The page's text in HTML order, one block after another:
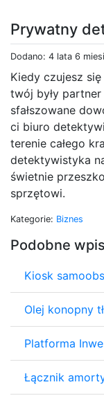
Prywatny
Dodano: 4 lata 6
Kiedy czujesz
twój były
sfałszowane
ci biuro
terenie całego
detektywistyka
świetnie
sprzętowi.
Kategorie: Biznes
Podobne
Kiosk
Olej konopny
Platforma
Łącznik